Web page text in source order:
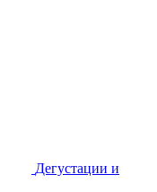
Дегустации и